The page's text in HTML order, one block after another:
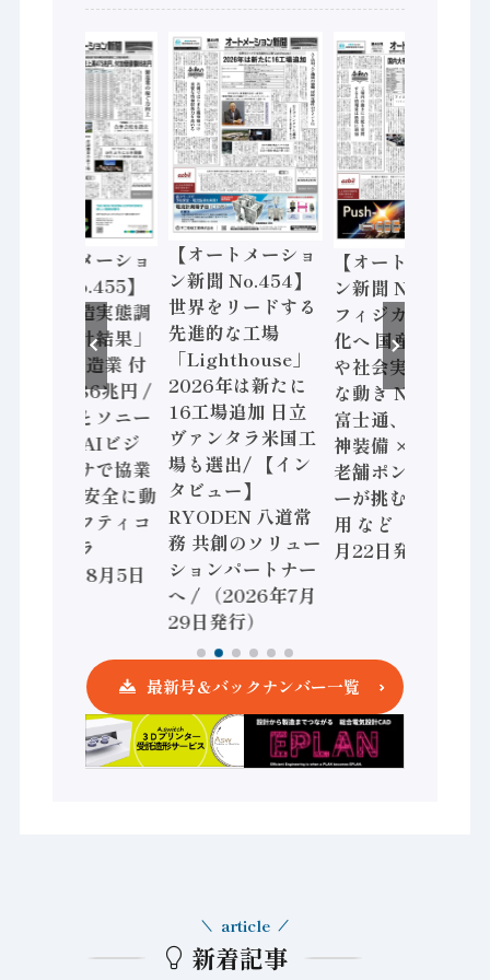
【オートメーショ
ン新聞 No.455】
「経済構造実態調
査二次集計結果」
2024年製造業 付
加価値額86兆円 /
三菱電機とソニー
セミコン AIビジ
ョンセンサで協業
/ IDEC、安全に動
かすセーフティコ
ントローラ
（2026年8月5日
【オートメーショ
ン新聞 No.454】
世界をリードする
先進的な工場
「Lighthouse」
2026年は新たに
16工場追加 日立
ヴァンタラ米国工
場も選出/ 【イン
タビュー】
RYODEN 八道常
務 共創のソリュー
ションパートナー
へ / （2026年7月
29日発行）
【オートメーショ
ン新聞 No.453】
フィジカルAI本格
化へ 国産AI開発
や社会実装に活発
な動き Noetra、
富士通、日立 / 兵
神装備 × HMS、
老舗ポンプメーカ
ーが挑むデータ活
用 など（2026年7
月22日発行）
最新号＆バックナンバー一覧
新着記事
article